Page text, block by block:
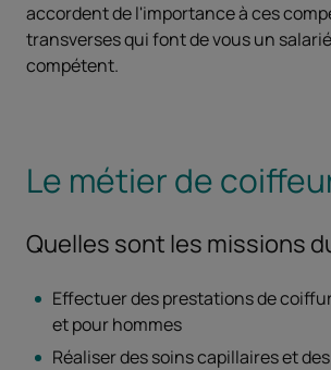
accordent de l'importance à ces
transverses qui font de vous un
compétent.
Le métier de
Quelles sont les missions
Effectuer des prestations de
et pour hommes
Réaliser des soins capillaires et